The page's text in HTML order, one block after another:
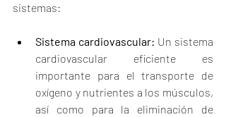
sistemas:
Sistema cardiovascular: Un sistema
cardiovascular eficiente es
importante para el transporte de
oxígeno y nutrientes a los músculos,
así como para la eliminación de